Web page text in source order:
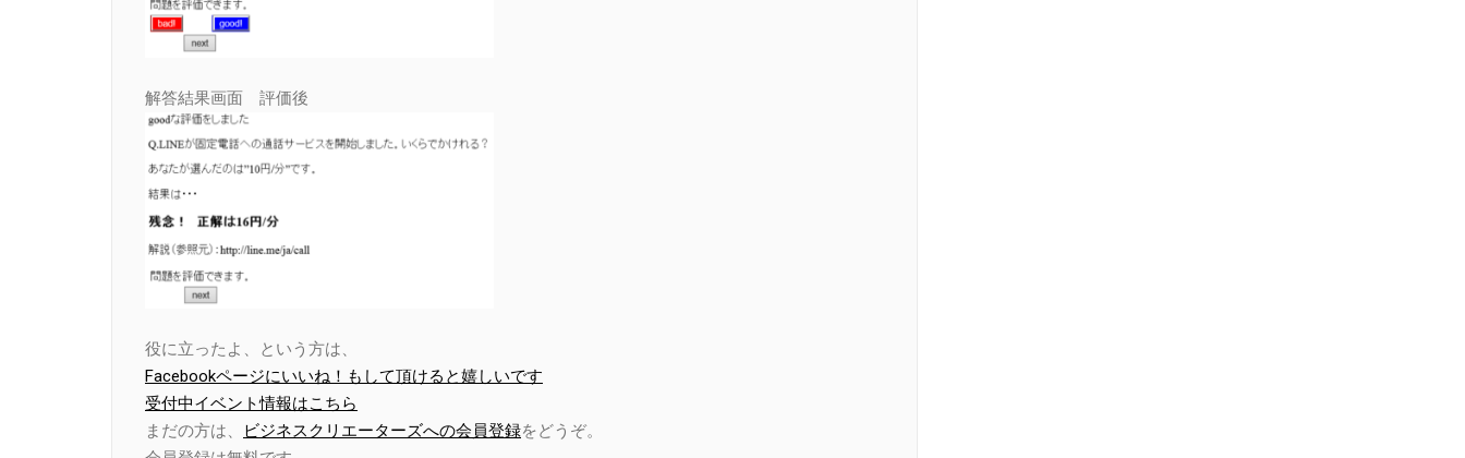
解答結果画面 評価後
役に立ったよ、という方は、
Facebookページにいいね！もして頂けると嬉しいです
受付中イベント情報はこちら
まだの方は、
ビジネスクリエーターズへの会員登録をどうぞ。